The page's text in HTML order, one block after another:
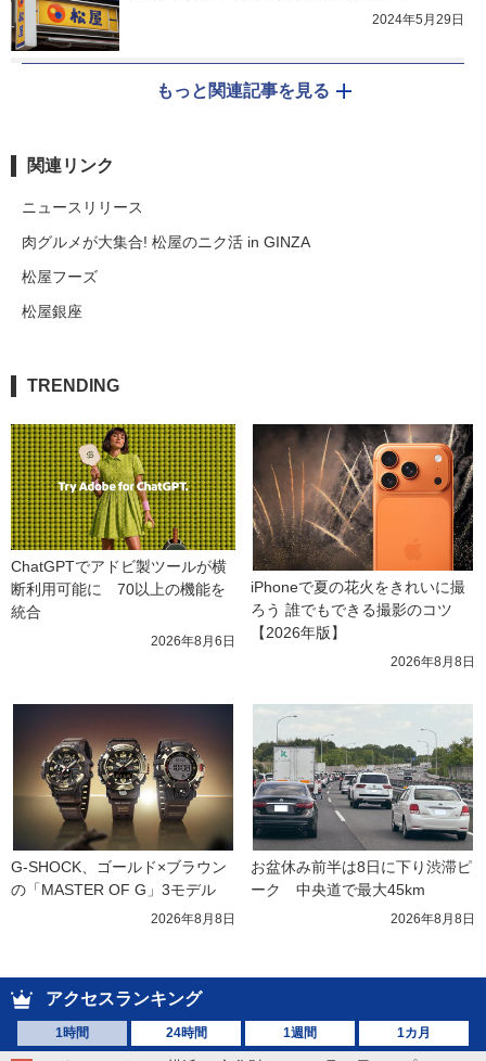
2024年5月29日
もっと関連記事を見る
関連リンク
ニュースリリース
肉グルメが大集合! 松屋のニク活 in GINZA
松屋フーズ
松屋銀座
TRENDING
ChatGPTでアドビ製ツールが横
断利用可能に　70以上の機能を
統合
2026年8月6日
iPhoneで夏の花火をきれいに撮
ろう 誰でもできる撮影のコツ
【2026年版】
2026年8月8日
G-SHOCK、ゴールド×ブラウン
の「MASTER OF G」3モデル
2026年8月8日
お盆休み前半は8日に下り渋滞ピ
ーク　中央道で最大45km
2026年8月8日
アクセスランキング
1時間 24時間 1週間 1カ月